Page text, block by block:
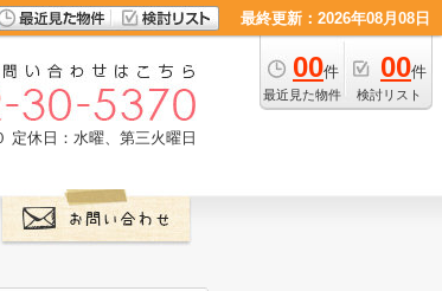
最終更新：2026年08月08日
00件
最近見た物件
00件
検討リスト
定休日：水曜、第三火曜日